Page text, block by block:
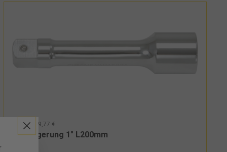
42730 - 49,77 €
Verlängerung 1" L200mm